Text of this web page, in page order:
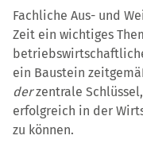
Fachliche Aus- und
Zeit ein wichtiges
ein Baustein
derzentrale
erfolgreich in der
zu können.